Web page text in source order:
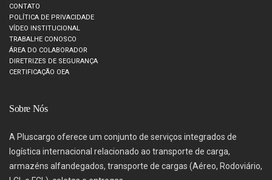
CONTATO
POLÍTICA DE PRIVACIDADE
VÍDEO INSTITUCIONAL
TRABALHE CONOSCO
ÁREA DO COLABORADOR
DIRETRIZES DE SEGURANÇA
CERTIFICAÇÃO OEA
Sobre Nós
A Pluscargo oferece um conjunto de serviços integrados de
logística internacional relacionado ao transporte de carga,
armazéns alfandegados, transporte de cargas (Aéreo, Rodoviário,